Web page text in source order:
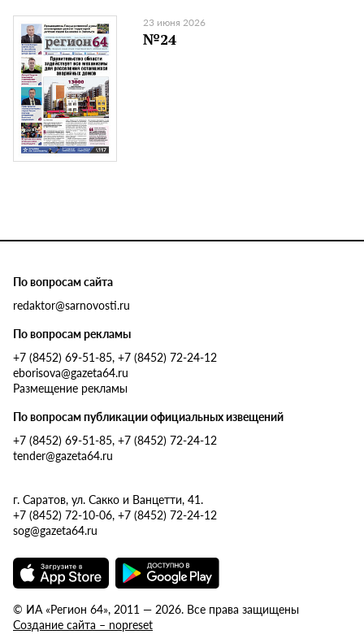
23 июня 2026
№24
По вопросам сайта
redaktor@sarnovosti.ru
По вопросам рекламы
+7 (8452) 69-51-85, +7 (8452) 72-24-12
eborisova@gazeta64.ru
Размещение рекламы
По вопросам публикации официальных извещений
+7 (8452) 69-51-85, +7 (8452) 72-24-12
tender@gazeta64.ru
г. Саратов, ул. Сакко и Ванцетти, 41.
+7 (8452) 72-10-06, +7 (8452) 72-24-12
sog@gazeta64.ru
© ИА «Регион 64», 2011 — 2026. Все права защищены
Создание сайта – nopreset